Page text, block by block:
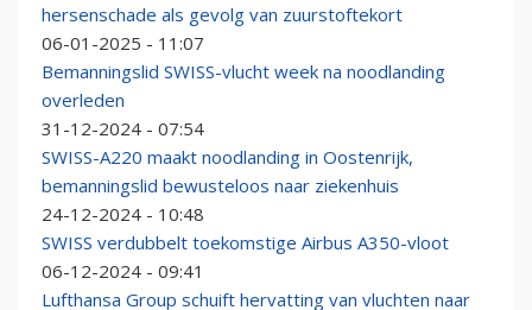
hersenschade als gevolg van zuurstoftekort
06-01-2025 - 11:07
Bemanningslid SWISS-vlucht week na noodlanding
overleden
31-12-2024 - 07:54
SWISS-A220 maakt noodlanding in Oostenrijk,
bemanningslid bewusteloos naar ziekenhuis
24-12-2024 - 10:48
SWISS verdubbelt toekomstige Airbus A350-vloot
06-12-2024 - 09:41
Lufthansa Group schuift hervatting van vluchten naar